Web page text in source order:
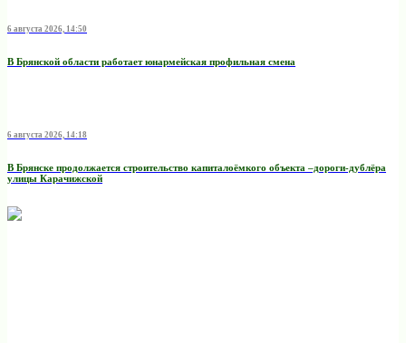
6 августа 2026, 14:50
В Брянской области работает юнармейская профильная смена
6 августа 2026, 14:18
В Брянске продолжается строительство капиталоёмкого объекта –дороги-дублёра
улицы Карачижской